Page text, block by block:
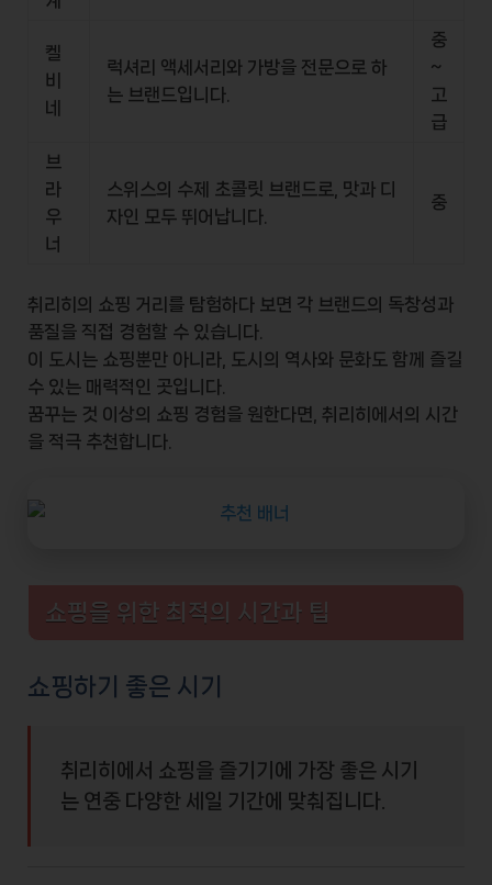
켈
비
네
럭셔리 액세서리와 가방을 전문으로 하
는 브랜드입니다.
중
~
고
급
브
라
우
너
스위스의 수제 초콜릿 브랜드로, 맛과 디
자인 모두 뛰어납니다.
중
취리히의 쇼핑 거리를 탐험하다 보면 각 브랜드의 독창성과
품질을 직접 경험할 수 있습니다.
이 도시는 쇼핑뿐만 아니라, 도시의 역사와 문화도 함께 즐길
수 있는 매력적인 곳입니다.
꿈꾸는 것 이상의 쇼핑 경험을 원한다면, 취리히에서의 시간
을 적극 추천합니다.
쇼핑을 위한 최적의 시간과 팁
쇼핑하기 좋은 시기
취리히에서 쇼핑을 즐기기에 가장 좋은 시기
는 연중 다양한 세일 기간에 맞춰집니다.